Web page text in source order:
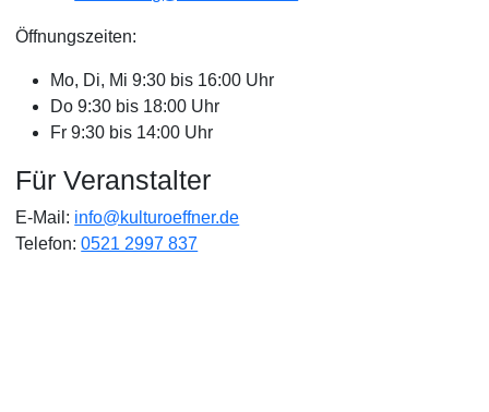
Öffnungszeiten:
Mo, Di, Mi 9:30 bis 16:00 Uhr
Do 9:30 bis 18:00 Uhr
Fr 9:30 bis 14:00 Uhr
Für Veranstalter
E-Mail: info@kulturoeffner.de
Telefon:0521 2997 837